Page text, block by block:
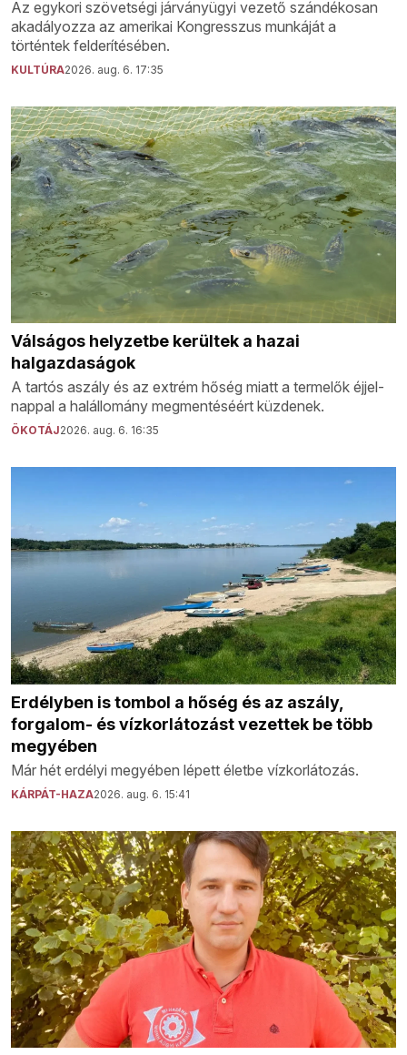
Az egykori szövetségi járványügyi vezető szándékosan
akadályozza az amerikai Kongresszus munkáját a
történtek felderítésében.
KULTÚRA2026. aug. 6. 17:35
Válságos helyzetbe kerültek a hazai
halgazdaságok
A tartós aszály és az extrém hőség miatt a termelők éjjel-
nappal a halállomány megmentéséért küzdenek.
ÖKOTÁJ2026. aug. 6. 16:35
Erdélyben is tombol a hőség és az aszály,
forgalom- és vízkorlátozást vezettek be több
megyében
Már hét erdélyi megyében lépett életbe vízkorlátozás.
KÁRPÁT-HAZA2026. aug. 6. 15:41